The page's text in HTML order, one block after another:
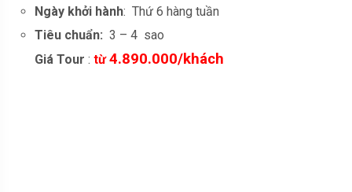
Ngày khởi hành: Thứ 6 hàng tuần
Tiêu chuẩn: 3 – 4 sao
Giá Tour : từ4.890.000/khách